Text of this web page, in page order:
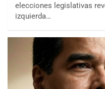
elecciones legislativas
izquierda…